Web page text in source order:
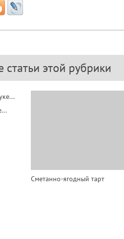
этой рубрики
Сметанно-ягодный тарт